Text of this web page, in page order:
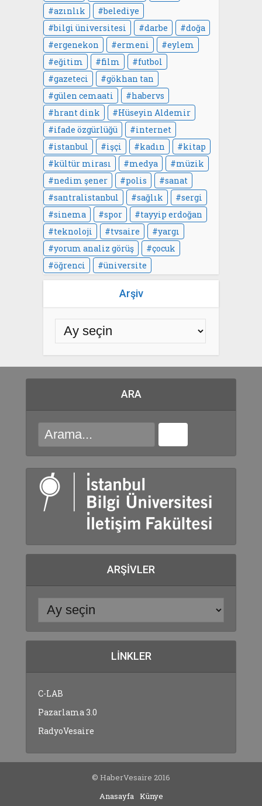
azınlık
belediye
bilgi üniversitesi
darbe
doğa
ergenekon
ermeni
eylem
eğitim
film
futbol
gazeteci
gökhan tan
gülen cemaati
habervs
hrant dink
Hüseyin Aldemir
ifade özgürlüğü
internet
istanbul
işçi kadın
kitap
kültür mirası
medya
müzik
nedim şener
polis
sanat
santralistanbul
sağlık
sergi
sinema
spor
tayyip erdoğan
teknoloji
tvsaire
yargı
yorum analiz görüş
çocuk
öğrenci
üniversite
Arşiv
ARA
ARŞIVLER
LINKLER
C-LAB
Pazarlama 3.0
RadyoVesaire
© HaberVesaire 2016
Anasayfa Künye